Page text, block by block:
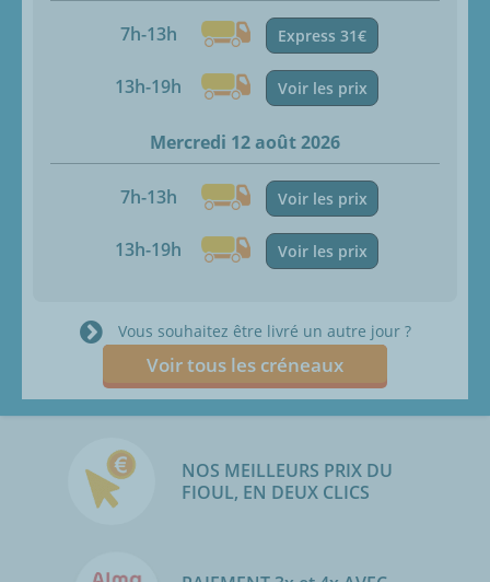
7h-13h Express 31€
13h-19h Voir les prix
Mercredi 12 août 2026
7h-13h Voir les prix
13h-19h Voir les prix
Vous souhaitez être livré un autre jour ?
Voir tous les créneaux
NOS MEILLEURS PRIX DU
FIOUL, EN DEUX CLICS